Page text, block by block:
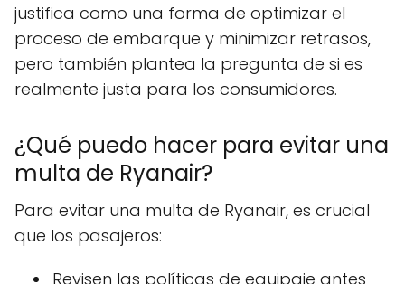
justifica como una forma de optimizar el
proceso de embarque y minimizar retrasos,
pero también plantea la pregunta de si es
realmente justa para los consumidores.
¿Qué puedo hacer para evitar una
multa de Ryanair?
Para evitar una multa de Ryanair, es crucial
que los pasajeros:
Revisen las políticas de equipaje antes